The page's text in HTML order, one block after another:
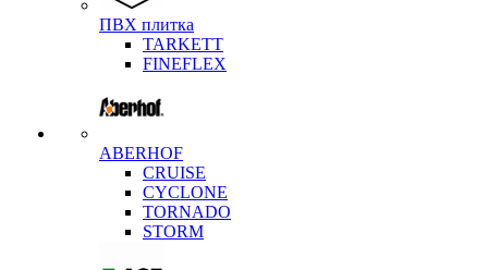
ПВХ плитка
TARKETT
FINEFLEX
ABERHOF
CRUISE
CYCLONE
TORNADO
STORM